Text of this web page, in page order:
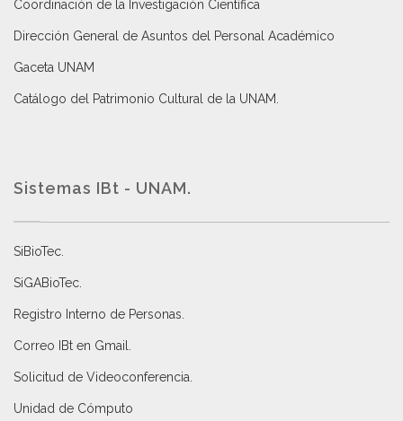
Coordinación de la Investigación Científica
Dirección General de Asuntos del Personal Académico
Gaceta UNAM
Catálogo del Patrimonio Cultural de la UNAM.
Sistemas IBt - UNAM.
SiBioTec
SiGABioTec.
Registro Interno de Personas
Correo IBt en Gmail
Solicitud de Videoconferencia.
Unidad de Cómputo